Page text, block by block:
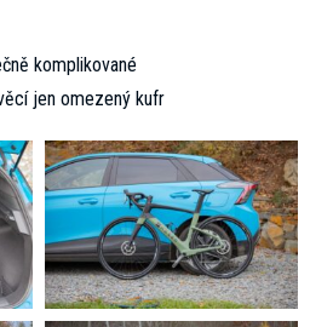
komplikované
jen omezený kufr